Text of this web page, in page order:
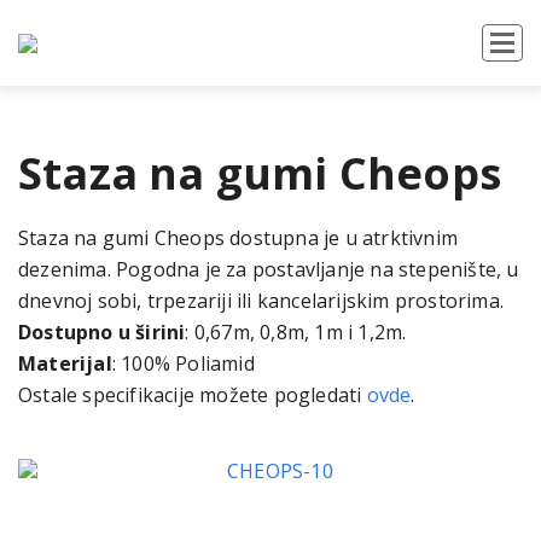
Staza na gumi Cheops
Staza na gumi Cheops dostupna je u atrktivnim
dezenima. Pogodna je za postavljanje na stepenište, u
dnevnoj sobi, trpezariji ili kancelarijskim prostorima.
Dostupno u širini: 0,67m, 0,8m, 1m i 1,2m.
Materijal: 100% Poliamid
Ostale specifikacije možete pogledati ovde.